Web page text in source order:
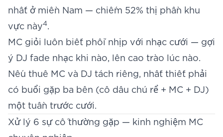
nhất ở miền Nam — chiếm 52% thị phần khu
vực này4.
MC giỏi luôn biết phối nhịp với nhạc cưới — gợi
ý DJ fade nhạc khi nào, lên cao trào lúc nào.
Nếu thuê MC và DJ tách riêng, nhất thiết phải
có buổi gặp ba bên (cô dâu chú rể + MC + DJ)
một tuần trước cưới.
Xử lý 6 sự cố thường gặp — kinh nghiệm MC